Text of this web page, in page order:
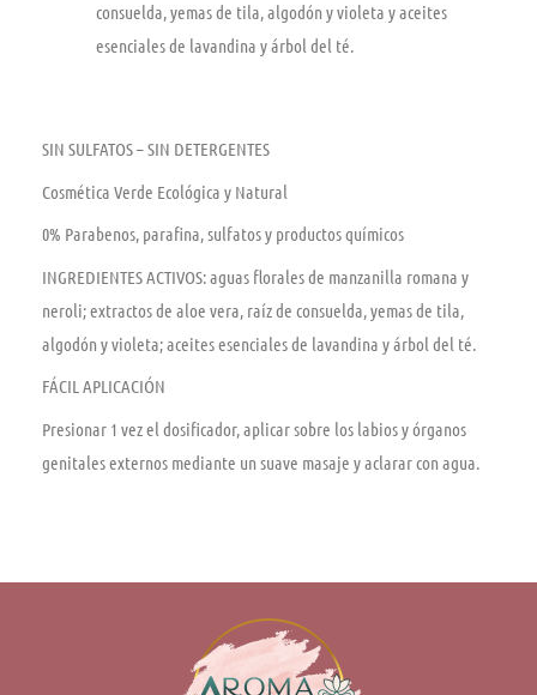
consuelda, yemas de tila, algodón y violeta y aceites
esenciales de lavandina y árbol del té.
SIN SULFATOS – SIN DETERGENTES
Cosmética Verde Ecológica y Natural
0% Parabenos, parafina, sulfatos y productos químicos
INGREDIENTES ACTIVOS: aguas florales de manzanilla romana y
neroli; extractos de aloe vera, raíz de consuelda, yemas de tila,
algodón y violeta; aceites esenciales de lavandina y árbol del té.
FÁCIL APLICACIÓN
Presionar 1 vez el dosificador, aplicar sobre los labios y órganos
genitales externos mediante un suave masaje y aclarar con agua.